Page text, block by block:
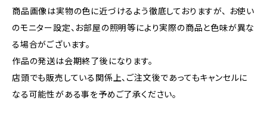
商品画像は実物の色に近づけるよう徹底しておりますが、 お使い
のモニター設定、お部屋の照明等により実際の商品と色味が異な
る場合がございます。
作品の発送は会期終了後になります。
店頭でも販売している関係上、ご注文後であってもキャンセルに
なる可能性がある事を予めご了承ください。